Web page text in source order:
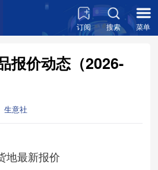
订阅 搜索 菜单
报价动态（2026-
生意社
地最新报价